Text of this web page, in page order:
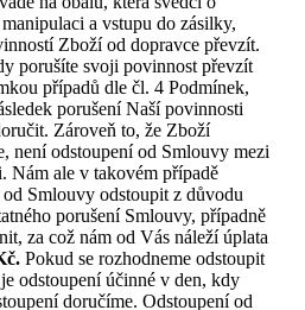
a vstupu do zásilky,
Zboží od dopravce převzít.
porušíte svoji povinnost převzít
případů dle čl. 4 Podmínek,
porušení Naší povinnosti
Zároveň to, že Zboží
není odstoupení od Smlouvy mezi
Nám ale v takovém případě
Smlouvy odstoupit z důvodu
porušení Smlouvy, případně
za což nám od Vás náleží úplata
Pokud se rozhodneme odstoupit
odstoupení účinné v den, kdy
doručíme. Odstoupení od